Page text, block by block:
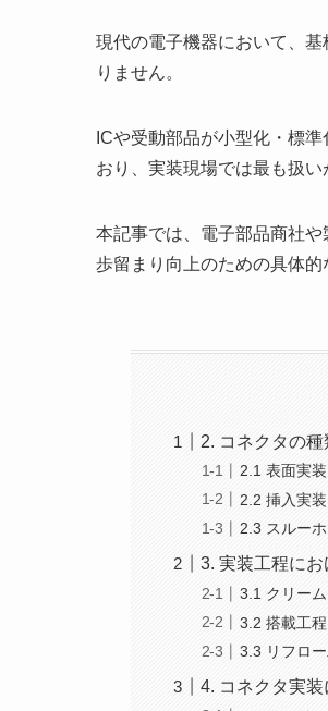
現代の電子機器において、
りません。
ICや受動部品が小型化・標
おり、実装現場では最も扱
本記事では、電子部品商社
歩留まり向上のための具体的
2. コネクタの
2.1 表面実
2.2 挿入実
2.3 スルー
3. 実装工程に
3.1 クリー
3.2 搭載工
3.3 リフロ
4. コネクタ実